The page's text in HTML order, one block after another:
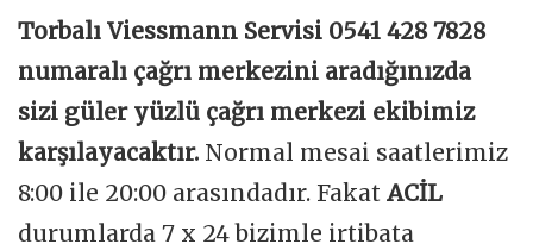
Torbalı Viessmann Servisi 0541 428 7828
numaralı çağrı merkezini aradığınızda
sizi güler yüzlü çağrı merkezi ekibimiz
karşılayacaktır. Normal mesai saatlerimiz
8:00 ile 20:00 arasındadır. Fakat ACİL
durumlarda 7 x 24 bizimle irtibata